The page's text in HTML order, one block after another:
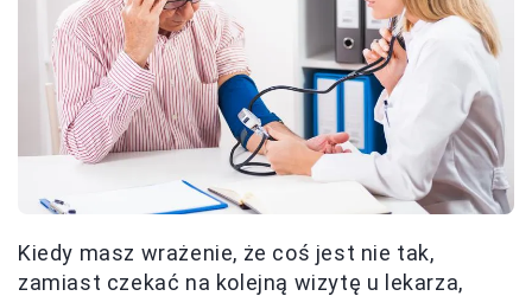
Kiedy masz wrażenie, że coś jest nie tak,
zamiast czekać na kolejną wizytę u lekarza,